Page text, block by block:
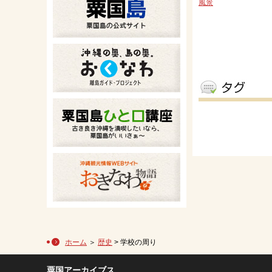
風景
ホーム ＞ 歴史 > 学校の周り